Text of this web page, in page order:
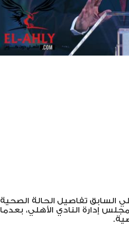
السابق تفاصيل الحالة الصحية
إدارة النادي الأهلي، بعدما